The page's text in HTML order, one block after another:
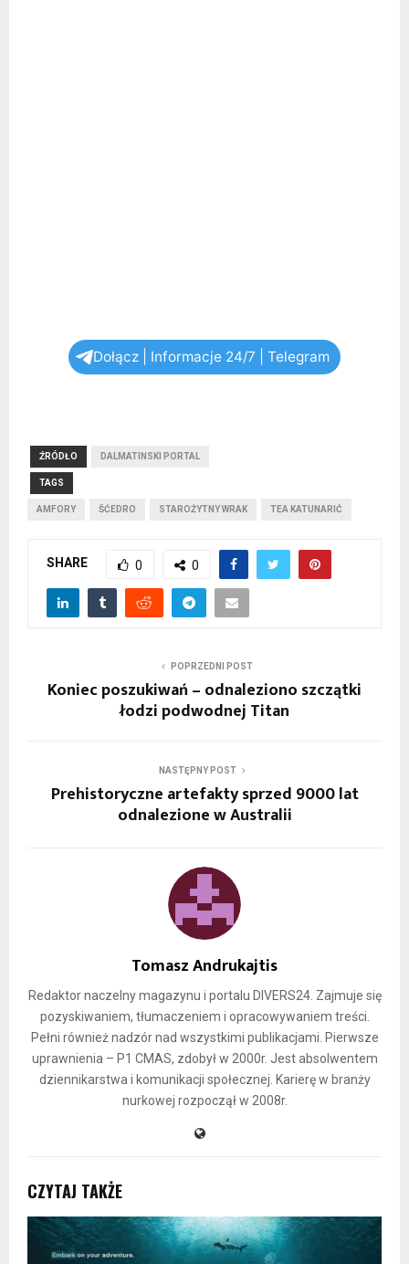
Dołącz | Informacje 24/7 | Telegram
ŹRÓDŁO DALMATINSKI PORTAL
TAGS
AMFORY ŠĆEDRO STAROŻYTNY WRAK TEA KATUNARIĆ
SHARE 0 0
POPRZEDNI POST
Koniec poszukiwań – odnaleziono szczątki
łodzi podwodnej Titan
NASTĘPNY POST
Prehistoryczne artefakty sprzed 9000 lat
odnalezione w Australii
Tomasz Andrukajtis
Redaktor naczelny magazynu i portalu DIVERS24. Zajmuje się
pozyskiwaniem, tłumaczeniem i opracowywaniem treści.
Pełni również nadzór nad wszystkimi publikacjami. Pierwsze
uprawnienia – P1 CMAS, zdobył w 2000r. Jest absolwentem
dziennikarstwa i komunikacji społecznej. Karierę w branży
nurkowej rozpoczął w 2008r.
CZYTAJ TAKŻE